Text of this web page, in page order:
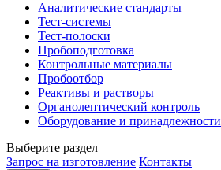
Аналитические стандарты
Тест-системы
Тест-полоски
Пробоподготовка
Контрольные материалы
Пробоотбор
Реактивы и растворы
Органолептический контроль
Оборудование и принадлежности
Выберите раздел
Запрос на изготовление Контакты